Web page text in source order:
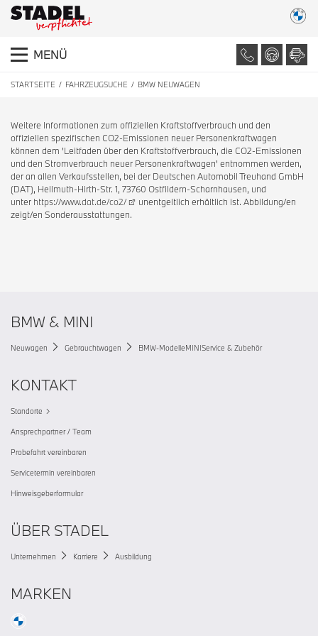
MENÜ
STARTSEITE FAHRZEUGSUCHE BMW NEUWAGEN
Weitere Informationen zum offiziellen Kraftstoffverbrauch und den
offiziellen spezifischen CO2-Emissionen neuer Personenkraftwagen
können dem 'Leitfaden über den Kraftstoffverbrauch, die CO2-Emissionen
und den Stromverbrauch neuer Personenkraftwagen' entnommen werden,
der an allen Verkaufsstellen, bei der Deutschen Automobil Treuhand GmbH
(DAT), Hellmuth-Hirth-Str. 1, 73760 Ostfildern-Scharnhausen, und
unter https://www.dat.de/co2/
unentgeltlich erhältlich ist. Abbildung/en
zeigt/en Sonderausstattungen.
BMW & MINI
Neuwagen Gebrauchtwagen BMW-ModelleMINIService & Zubehör
KONTAKT
Standorte
Ansprechpartner / Team
Probefahrt vereinbaren
Servicetermin vereinbaren
Hinweisgeberformular
ÜBER STADEL
Unternehmen Karriere Ausbildung
MARKEN